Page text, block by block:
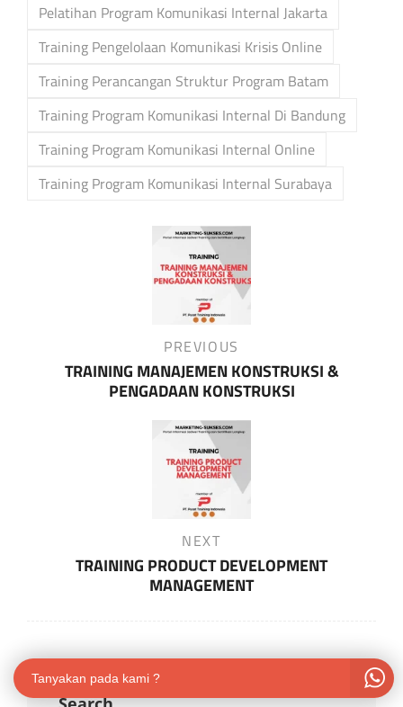
Pelatihan Program Komunikasi Internal Jakarta
Training Pengelolaan Komunikasi Krisis Online
Training Perancangan Struktur Program Batam
Training Program Komunikasi Internal Di Bandung
Training Program Komunikasi Internal Online
Training Program Komunikasi Internal Surabaya
PREVIOUS
TRAINING MANAJEMEN KONSTRUKSI &
PENGADAAN KONSTRUKSI
NEXT
TRAINING PRODUCT DEVELOPMENT
MANAGEMENT
Tanyakan pada kami ?